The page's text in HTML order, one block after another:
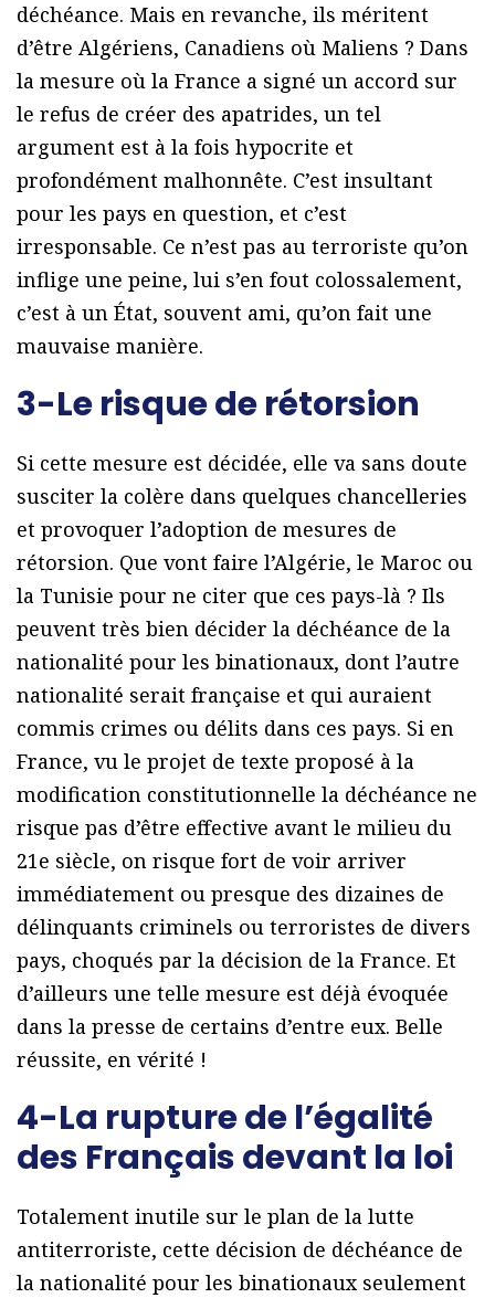
déchéance. Mais en revanche, ils méritent
d’être Algériens, Canadiens où Maliens ? Dans
la mesure où la France a signé un accord sur
le refus de créer des apatrides, un tel
argument est à la fois hypocrite et
profondément malhonnête. C’est insultant
pour les pays en question, et c’est
irresponsable. Ce n’est pas au terroriste qu’on
inflige une peine, lui s’en fout colossalement,
c’est à un État, souvent ami, qu’on fait une
mauvaise manière.
3-Le risque de rétorsion
Si cette mesure est décidée, elle va sans doute
susciter la colère dans quelques chancelleries
et provoquer l’adoption de mesures de
rétorsion. Que vont faire l’Algérie, le Maroc ou
la Tunisie pour ne citer que ces pays-là ? Ils
peuvent très bien décider la déchéance de la
nationalité pour les binationaux, dont l’autre
nationalité serait française et qui auraient
commis crimes ou délits dans ces pays. Si en
France, vu le projet de texte proposé à la
modification constitutionnelle la déchéance ne
risque pas d’être effective avant le milieu du
21e siècle, on risque fort de voir arriver
immédiatement ou presque des dizaines de
délinquants criminels ou terroristes de divers
pays, choqués par la décision de la France. Et
d’ailleurs une telle mesure est déjà évoquée
dans la presse de certains d’entre eux. Belle
réussite, en vérité !
4-La rupture de l’égalité
des Français devant la loi
Totalement inutile sur le plan de la lutte
antiterroriste, cette décision de déchéance de
la nationalité pour les binationaux seulement